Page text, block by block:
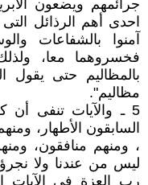
جرائمهم ويضعون
احدى أهم الرذائل
آمنوا بالشفاعات
فخسروهما معا،
بالمظاليم حتى يقول
مظاليم".
5 ـ والآيات تنفى
السابقون الأطهار،
، ومنهم منافقون،
ليس من عندنا ولا
رب العزة فى الآيات